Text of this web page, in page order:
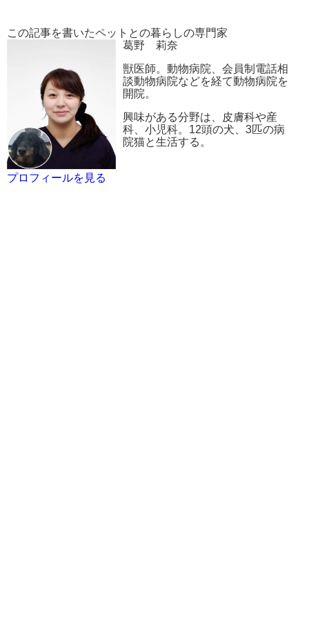
この記事を書いたペットとの暮らしの専門家
葛野 莉奈
獣医師。動物病院、会員制電話相
談動物病院などを経て動物病院を
開院。
興味がある分野は、皮膚科や産
科、小児科。12頭の犬、3匹の病
院猫と生活する。
プロフィールを見る